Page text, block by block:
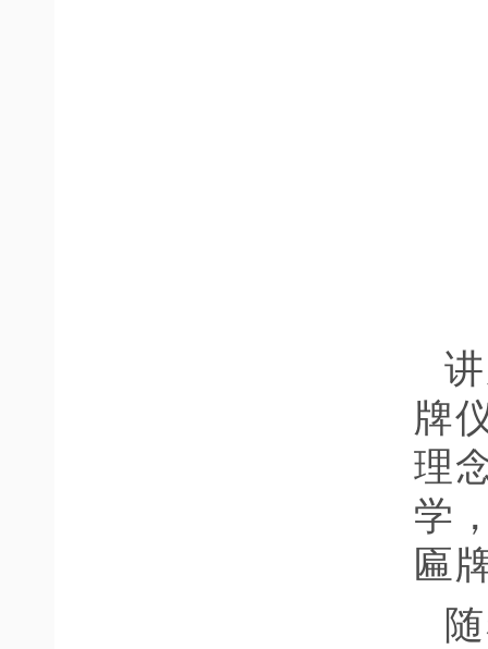
牌
理
学
匾